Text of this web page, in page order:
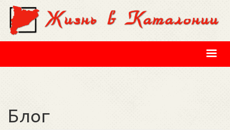
Перейти к основному содержанию
Блог